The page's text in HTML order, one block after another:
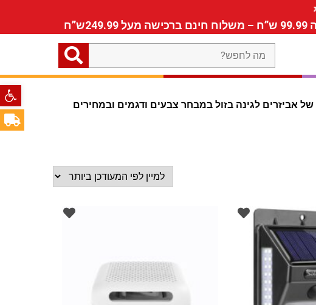
פתח
מה
לחפש?
אביזרים לגינה בזול במבחר צבעים ודגמים ובמחירים